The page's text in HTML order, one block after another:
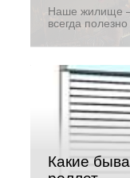
Наше жилище
всегда
популярнее
интерьеров:
лишнего
Какие